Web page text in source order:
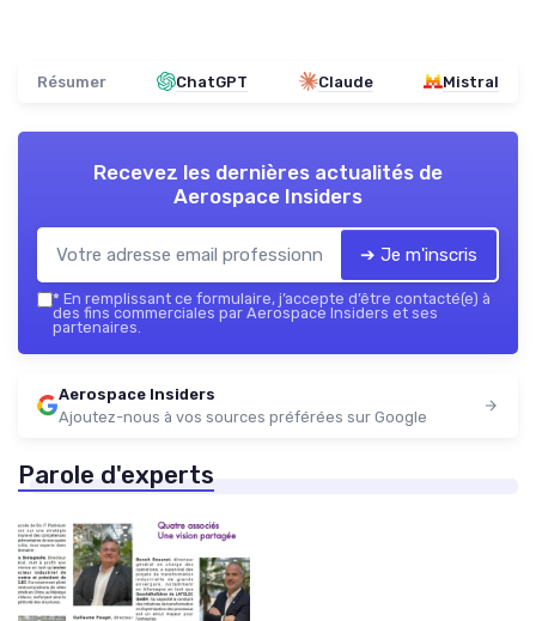
Résumer ChatGPT Claude Mistral
Recevez les dernières actualités de
Aerospace Insiders
➔ Je m'inscris
* En remplissant ce formulaire, j’accepte d’être contacté(e) à
des fins commerciales par Aerospace Insiders et ses
partenaires.
Aerospace Insiders
Ajoutez-nous à vos sources préférées sur Google
Parole d'experts